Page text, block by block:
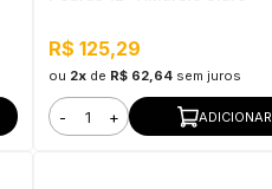
R$ 125,29
ou 2xde R$ 62,64 sem juros
- + ADICIONAR